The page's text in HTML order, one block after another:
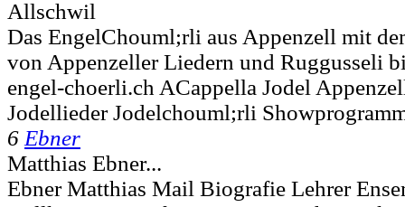
Allschwil
Das EngelChouml;rli aus Appenzell mit
von Appenzeller Liedern und Ruggusseli
engel-choerli.ch ACappella Jodel
Jodellieder Jodelchouml;rli
6 Ebner
Matthias Ebner...
Ebner Matthias Mail Biografie Lehrer